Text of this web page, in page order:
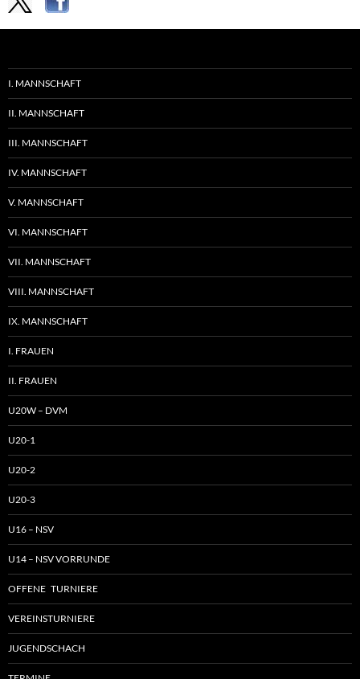
I. MANNSCHAFT
II. MANNSCHAFT
III. MANNSCHAFT
IV. MANNSCHAFT
V. MANNSCHAFT
VI. MANNSCHAFT
VII. MANNSCHAFT
VIII. MANNSCHAFT
IX. MANNSCHAFT
I. FRAUEN
II. FRAUEN
U20W – DVM
U20-1
U20-2
U20-3
U16 – NSV
U14 – NSV VORRUNDE
OFFENE TURNIERE
VEREINSTURNIERE
JUGENDSCHACH